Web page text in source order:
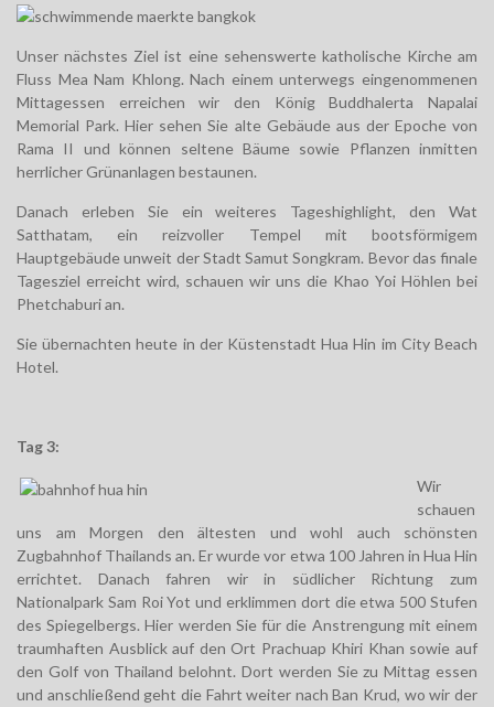
Unser nächstes Ziel ist eine sehenswerte katholische Kirche am
Fluss Mea Nam Khlong. Nach einem unterwegs eingenommenen
Mittagessen erreichen wir den König Buddhalerta Napalai
Memorial Park. Hier sehen Sie alte Gebäude aus der Epoche von
Rama II und können seltene Bäume sowie Pflanzen inmitten
herrlicher Grünanlagen bestaunen.
Danach erleben Sie ein weiteres Tageshighlight, den Wat
Satthatam, ein reizvoller Tempel mit bootsförmigem
Hauptgebäude unweit der Stadt Samut Songkram. Bevor das finale
Tagesziel erreicht wird, schauen wir uns die Khao Yoi Höhlen bei
Phetchaburi an.
Sie übernachten heute in der Küstenstadt Hua Hin im City Beach
Hotel.
Tag 3:
Wir
schauen
uns am Morgen den ältesten und wohl auch schönsten
Zugbahnhof Thailands an. Er wurde vor etwa 100 Jahren in Hua Hin
errichtet. Danach fahren wir in südlicher Richtung zum
Nationalpark Sam Roi Yot und erklimmen dort die etwa 500 Stufen
des Spiegelbergs. Hier werden Sie für die Anstrengung mit einem
traumhaften Ausblick auf den Ort Prachuap Khiri Khan sowie auf
den Golf von Thailand belohnt. Dort werden Sie zu Mittag essen
und anschließend geht die Fahrt weiter nach Ban Krud, wo wir der